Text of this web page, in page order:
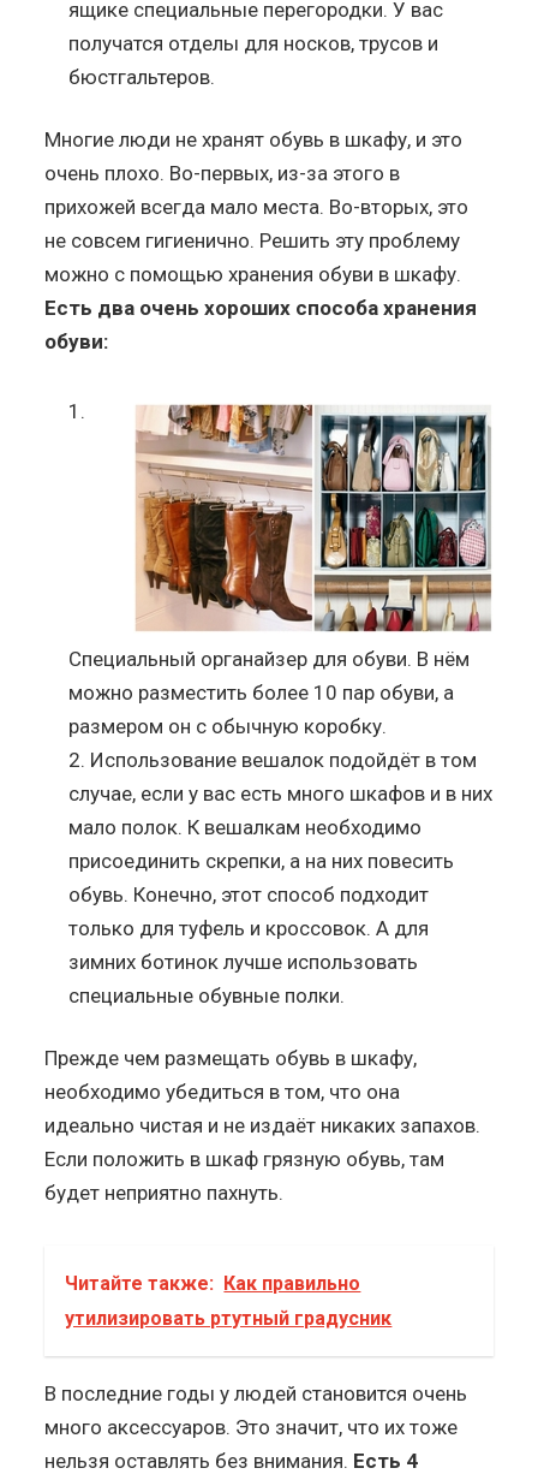
ящике специальные перегородки. У вас
получатся отделы для носков, трусов и
бюстгальтеров.
Многие люди не хранят обувь в шкафу, и это
очень плохо. Во-первых, из-за этого в
прихожей всегда мало места. Во-вторых, это
не совсем гигиенично. Решить эту проблему
можно с помощью хранения обуви в шкафу.
Есть два очень хороших способа хранения
обуви:
Специальный органайзер для обуви. В нём
можно разместить более 10 пар обуви, а
размером он с обычную коробку.
Использование вешалок подойдёт в том
случае, если у вас есть много шкафов и в них
мало полок. К вешалкам необходимо
присоединить скрепки, а на них повесить
обувь. Конечно, этот способ подходит
только для туфель и кроссовок. А для
зимних ботинок лучше использовать
специальные обувные полки.
Прежде чем размещать обувь в шкафу,
необходимо убедиться в том, что она
идеально чистая и не издаёт никаких запахов.
Если положить в шкаф грязную обувь, там
будет неприятно пахнуть.
Читайте также: Как правильно
утилизировать ртутный градусник
В последние годы у людей становится очень
много аксессуаров. Это значит, что их тоже
нельзя оставлять без внимания. Есть 4